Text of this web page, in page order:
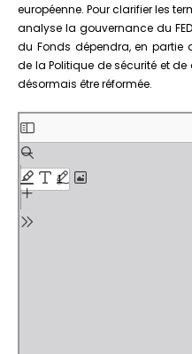
européenne. Pour clarifier les
analyse la gouvernance du
du Fonds dépendra, en
de la Politique de sécurité et de
désormais être réformée.
Aller
au
contenu
PDF